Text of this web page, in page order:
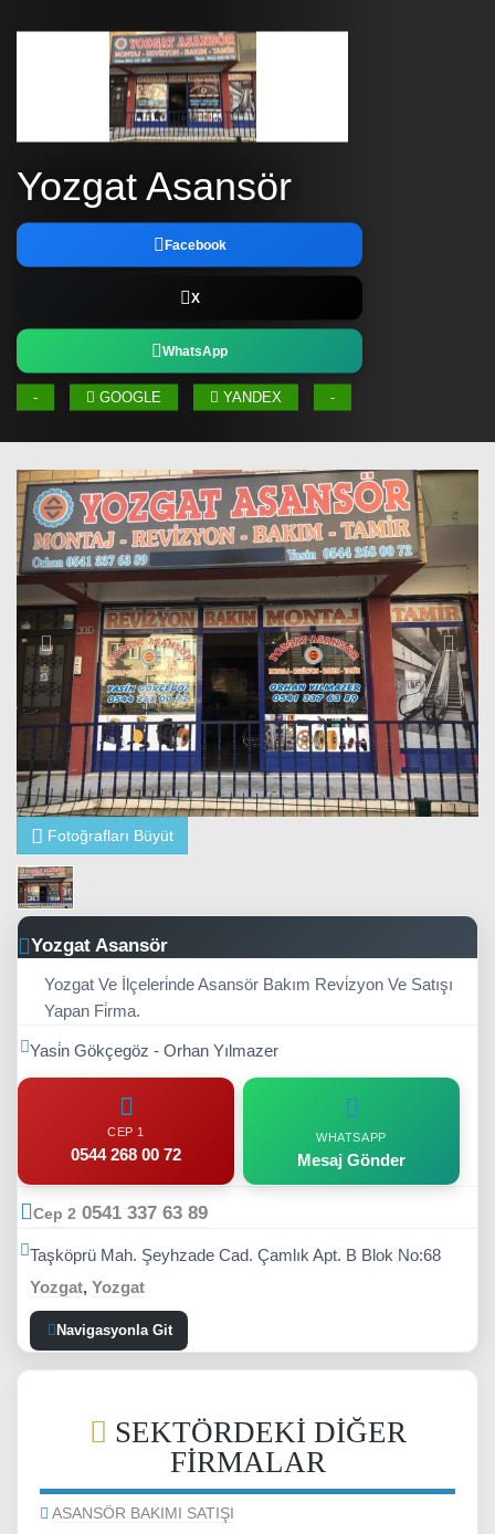
Yozgat Asansör
Facebook
X
WhatsApp
- GOOGLE YANDEX -
Fotoğrafları Büyüt
Yozgat Asansör
Yozgat Ve İlçeleri̇nde Asansör Bakım Revi̇zyon Ve Satışı
Yapan Fi̇rma.
Yasi̇n Gökçegöz - Orhan Yılmazer
CEP 1
0544 268 00 72
WHATSAPP
Mesaj Gönder
Cep 2 0541 337 63 89
Taşköprü Mah. Şeyhzade Cad. Çamlık Apt. B Blok No:68
Yozgat, Yozgat
Navigasyonla Git
SEKTÖRDEKI DIĞER
FIRMALAR
ASANSÖR BAKIMI SATIŞI